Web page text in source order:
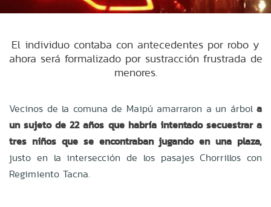
El individuo contaba con antecedentes por robo y
ahora será formalizado por sustracción frustrada de
menores.
Vecinos de la comuna de Maipú amarraron a un árbola
un sujeto de 22 años que habría intentado secuestrar a
tres niños que se encontraban jugando en una plaza,
justo en la intersección de los pasajes Chorrillos con
Regimiento Tacna.